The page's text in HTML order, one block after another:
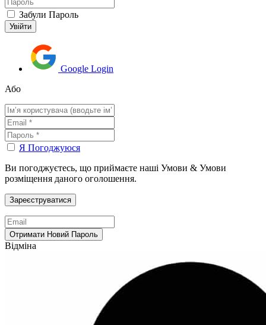
Забули Пароль
Google Login
Або
Я Погоджуюся
Ви погоджуєтесь, що приймаєте наші Умови & Умови
розміщення даного оголошення.
Відміна